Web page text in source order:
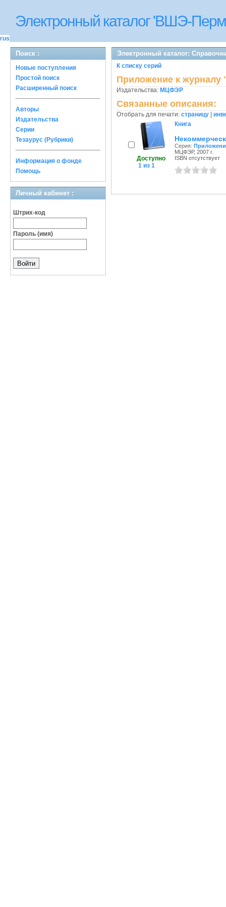
Электронный каталог 'ВШЭ-
rus
Поиск :
Новые поступления
Простой поиск
Расширенный поиск
Авторы
Издательства
Серии
Тезаурус (Рубрики)
Информация о фонде
Помощь
Личный кабинет :
Штрих-код
Пароль (имя)
Электронный каталог:
К списку серий
Приложение к
Издательства: МЦФЭР
Связанные описания:
Отобрать для печати: страницу
Доступно
1 из 1
Книга
Серия:
МЦФЭР, 2007 г.
ISBN отсутствует